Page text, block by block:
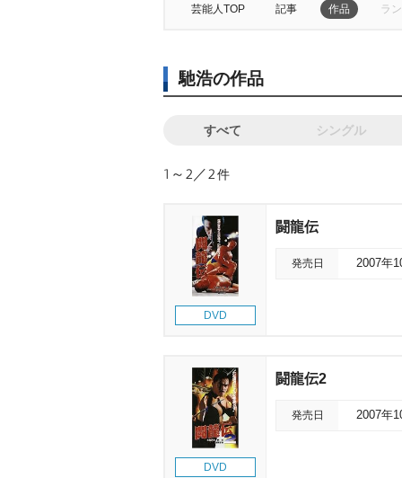
芸能人TOP 記事 作品 ラ
馳浩の作品
すべて シングル
1～2／2件
DVD
闘龍伝
発売日 2007年
DVD
闘龍伝2
発売日 2007年